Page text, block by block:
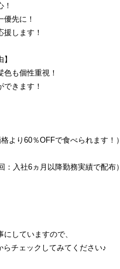
先に！
します！
も個性重視！
できます！
より60％OFFで食べられます！）
入社6ヵ月以降勤務実績で配布）
していますので、
らチェックしてみてください♪